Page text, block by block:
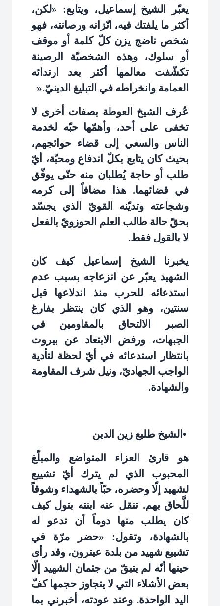
يعبّر الشيخ إسماعيل، ويتابع: «لكن،
أكثر ما يلفتك فيه، اتّزانه ورصانته، فهو
شخص ناضج يزن كلّ كلمة أو موقف
أو سلوك، وهذه الشخصيّة الرصينة
تكشّفت معالمها أكثر بعد ارتدائه
العمامة وانخراطه في التبليغ الدينيّ».
عُرف الشيخ العوطة بصفات أخرى لا
تخفى على أحد، وأهمّها حبّه لخدمة
الناس والسعي إلى قضاء حوائجهم،
بحيث كان يتابع بكلّ اندفاع ومحبّة، أيّ
طلب أو حاجة يُطلبان منه حتّى يوفّق
في قضائهما. هذا مضافاً إلى كرمه
وشجاعته وتديّنه القويّ الذي يجسّد
بحقّ حالة طالب العلم الحوزويّ بالفعل
لا بالقول فقط.
يخبرنا الشيخ إسماعيل كيف كان
الشهيد يعبّر عن انزعاجه بسبب عدم
استدعائه للحرب منذ اندلاعها قبل
سنتين، وهو الذي كان ينتظر بفارغ
الصبر الالتحاق بالمقاومين في
الجبهات، ورفض الابتعاد عن بيروت
بانتظار استدعائه في أيّ لحظة لتأدية
الواجب الجهاديّ، ونيل شرف المقاومة
والشهادة.
• الشيخ طليع زين الدين
هو قارئ العزاء المتواضع والمبلّغ
المحبوب الذي لم يترك أيّ تشييع
لشهيد إلّا وحضره، حبّاً بالشهداء وشوقاً
للَّحاق بهم. تنقل عنه ابنته بتول كيف
كان يطلب منها دوماً أن تدعو له
بالشهادة، وتقول: «حضر مرّة في
تشييع شهيد من بلدة عيترون، وقد رأى
حينها أنّه لم يتبقّ من جثمان الشهيد إلّا
بعض الأشلاء التي لا يتجاوز حجمها كفّ
اليد الواحدة. وعند عودته، أخبرني بما